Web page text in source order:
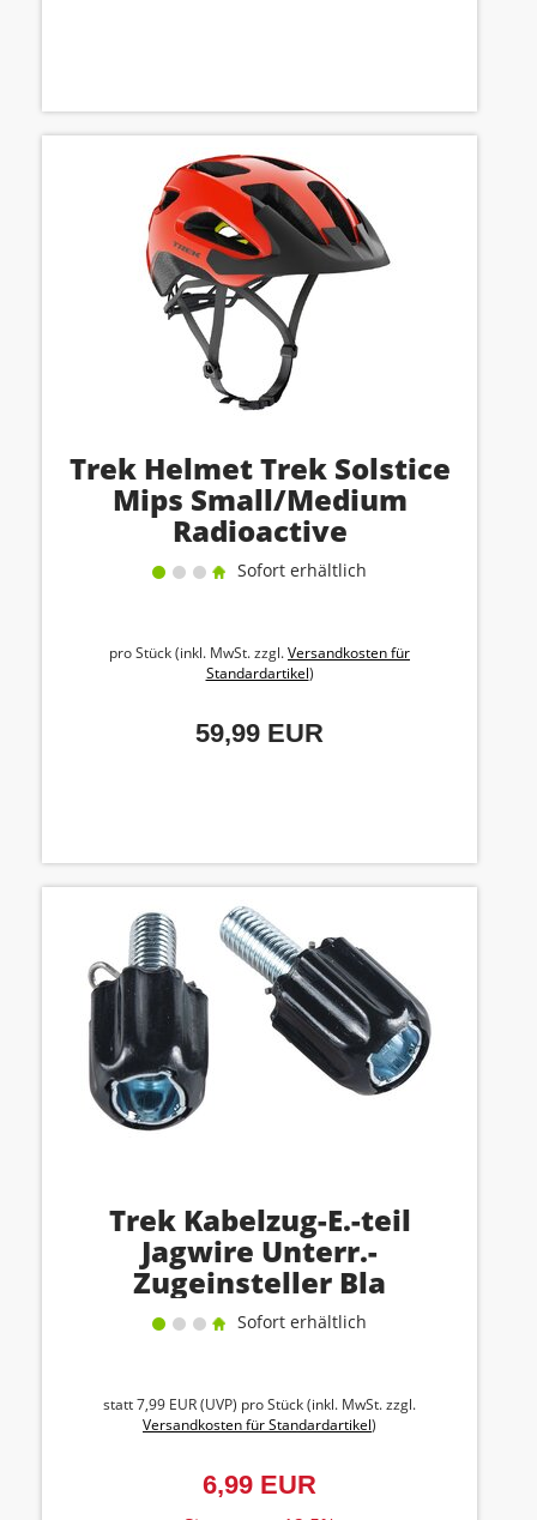
Trek Helmet Trek Solstice
Mips Small/Medium
Radioactive
Sofort erhältlich
pro Stück (inkl. MwSt. zzgl.Versandkosten für
Standardartikel)
59,99 EUR
Trek Kabelzug-E.-teil
Jagwire Unterr.-
Zugeinsteller Bla
Sofort erhältlich
statt7,99 EUR(UVP) pro Stück (inkl. MwSt. zzgl.
Versandkosten für Standardartikel)
6,99 EUR